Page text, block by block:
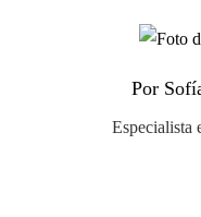
Por
Especialista